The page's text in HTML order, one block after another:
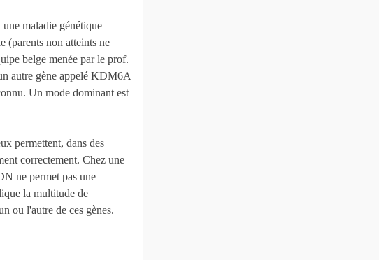
maladie génétique
(parents non atteints ne
belge menée par le prof.
autre gène appelé KDM6A
Un mode dominant est
permettent, dans des
correctement. Chez une
ne permet pas une
la multitude de
ou l'autre de ces gènes.